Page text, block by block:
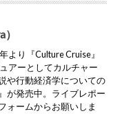
より『Culture Cruise』
アーとしてカルチャー
や行動経済学についての
が発売中。ライブレポー
ォームからお願いしま